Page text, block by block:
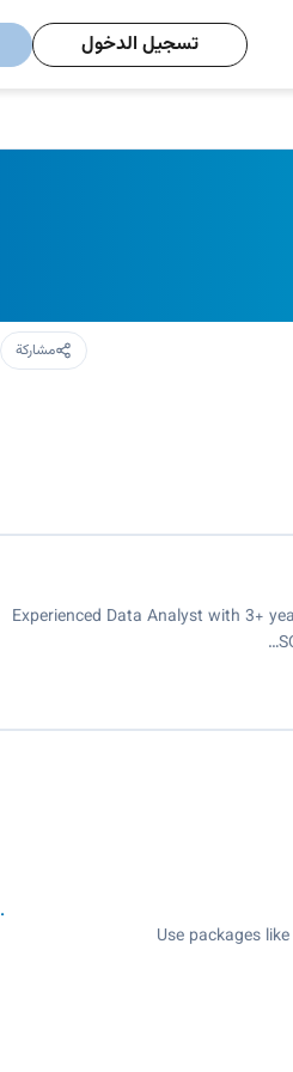
تسجيل الدخول
مشاركة
Experienced Data Analyst with 3+